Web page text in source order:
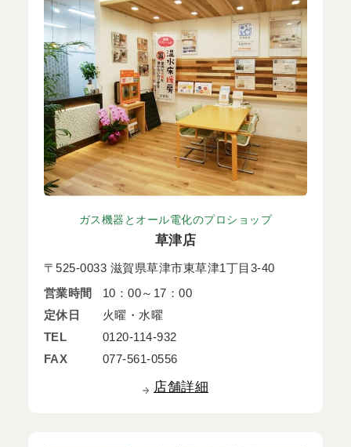
ガス機器とオール電化のプロショップ
草津店
〒525-0033 滋賀県草津市東草津1丁目3-40
営業時間
10：00～17：00
定休日
火曜・水曜
TEL
0120-114-932
FAX
077-561-0556
店舗詳細